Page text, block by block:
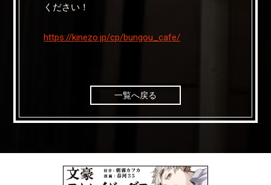
ください！
https://kinezo.jp/cp/bungou_cafe/
一覧へ戻る